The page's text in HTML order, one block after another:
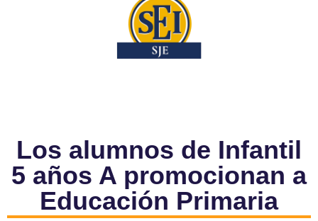
Los alumnos de Infantil
5 años A promocionan a
Educación Primaria